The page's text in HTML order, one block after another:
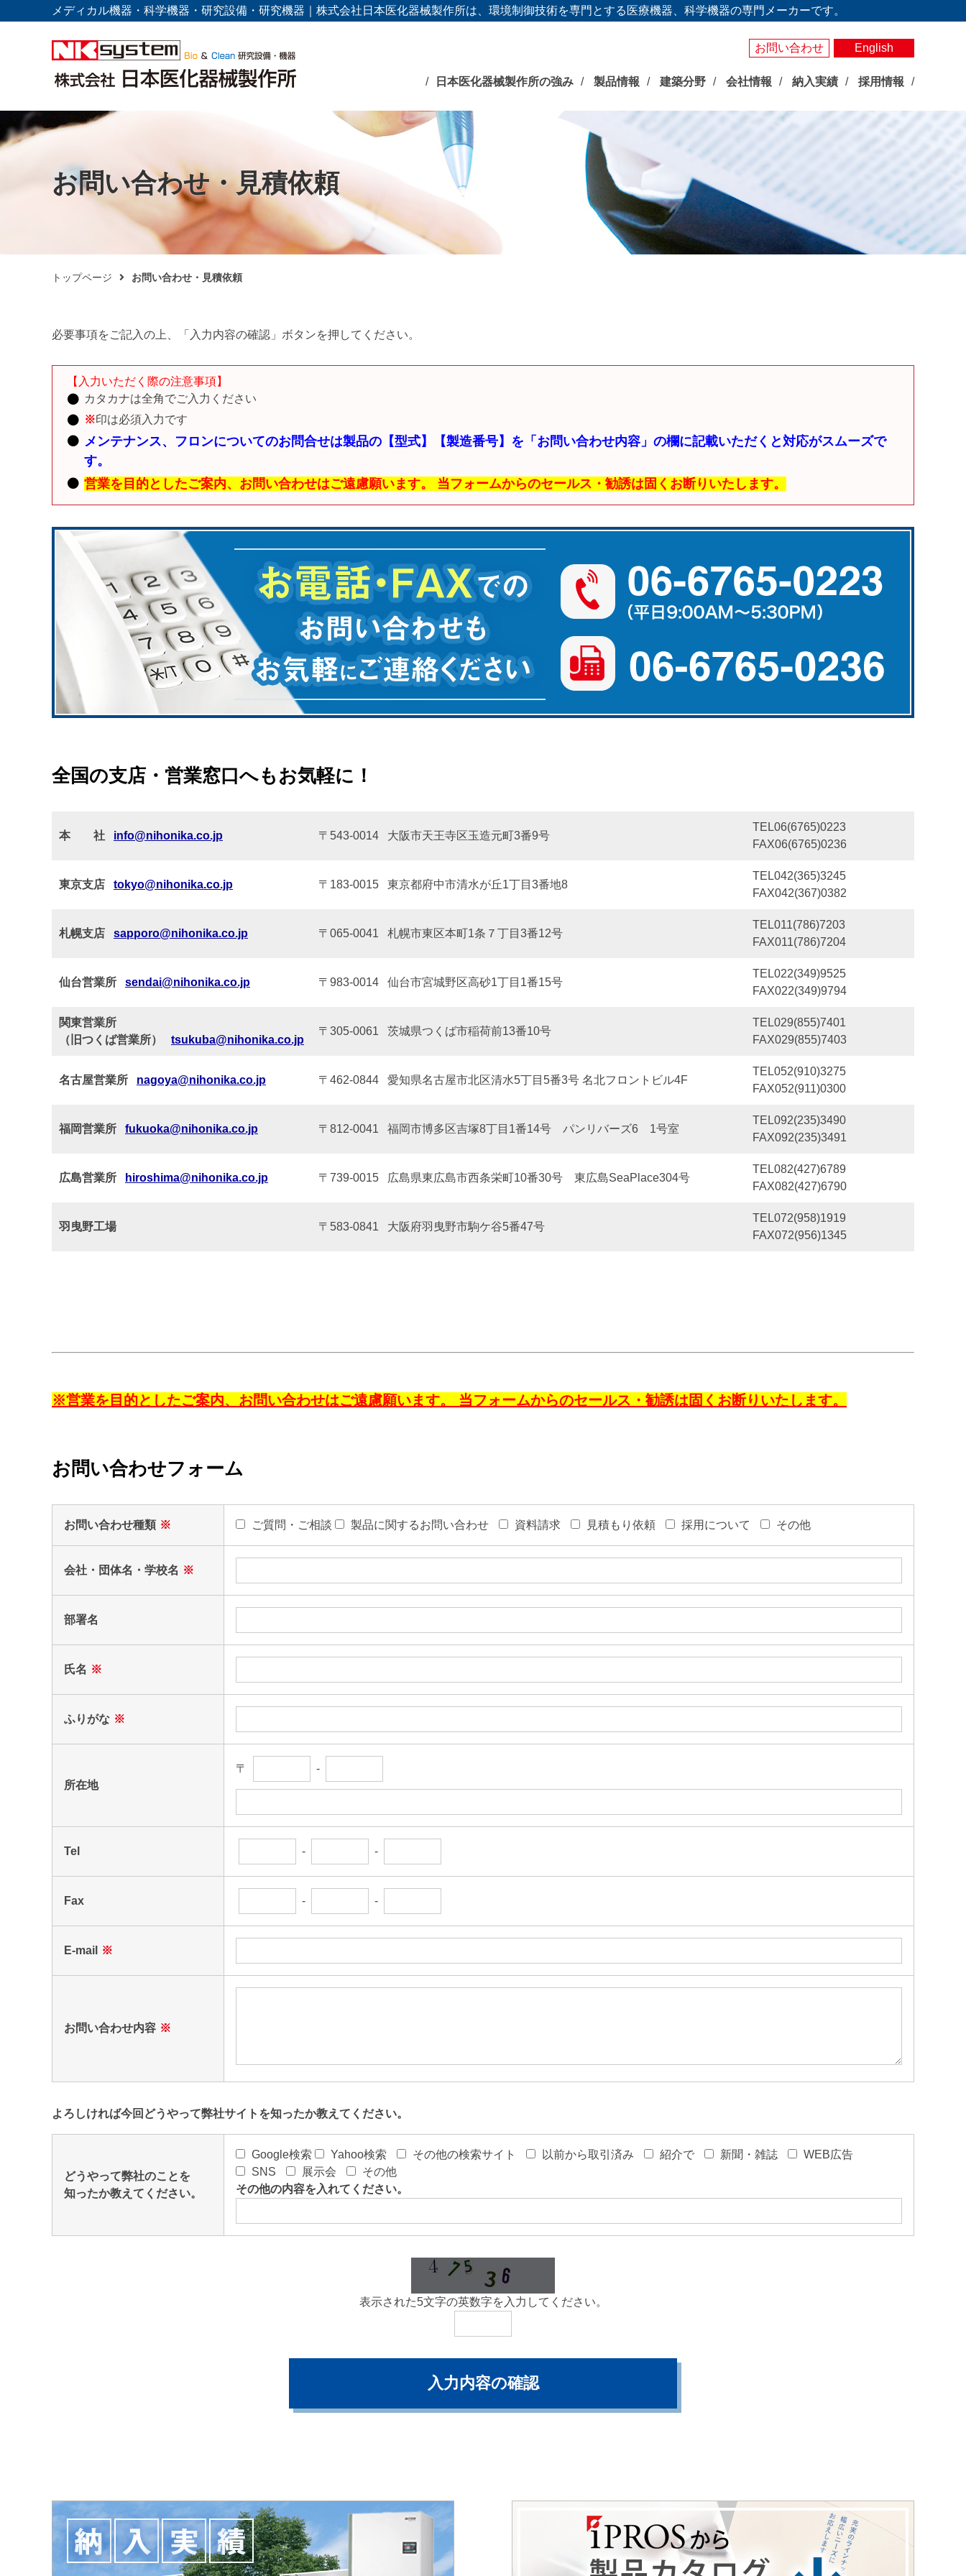
メディカル機器・科学機器・研究設備・研究機器｜株式会社日本医化器械製作所は、環境制御技術を専門とする医療機器、科学機器の専門メーカーです。
お問い合わせ English
日本医化器械製作所の強み 製品情報 建築分野 会社情報 納入実績 採用情報
お問い合わせ・見積依頼
トップページ お問い合わせ・見積依頼
必要事項をご記入の上、「入力内容の確認」ボタンを押してください。
【入力いただく際の注意事項】
カタカナは全角でご入力ください
※印は必須入力です
メンテナンス、フロンについてのお問合せは製品の【型式】【製造番号】を「お問い合わせ内容」の欄に記載いただくと対応がスムーズで
す。
営業を目的としたご案内、お問い合わせはご遠慮願います。 当フォームからのセールス・勧誘は固くお断りいたします。
全国の支店・営業窓口へもお気軽に！
本 社 info@nihonika.co.jp 〒543-0014 大阪市天王寺区玉造元町3番9号
TEL06(6765)0223
FAX06(6765)0236
東京支店 tokyo@nihonika.co.jp 〒183-0015 東京都府中市清水が丘1丁目3番地8
TEL042(365)3245
FAX042(367)0382
札幌支店 sapporo@nihonika.co.jp 〒065-0041 札幌市東区本町1条７丁目3番12号
TEL011(786)7203
FAX011(786)7204
仙台営業所 sendai@nihonika.co.jp 〒983-0014 仙台市宮城野区高砂1丁目1番15号
TEL022(349)9525
FAX022(349)9794
関東営業所
（旧つくば営業所）
tsukuba@nihonika.co.jp
〒305-0061 茨城県つくば市稲荷前13番10号
TEL029(855)7401
FAX029(855)7403
名古屋営業所 nagoya@nihonika.co.jp 〒462-0844 愛知県名古屋市北区清水5丁目5番3号 名北フロントビル4F
TEL052(910)3275
FAX052(911)0300
福岡営業所 fukuoka@nihonika.co.jp 〒812-0041 福岡市博多区吉塚8丁目1番14号 パンリバーズ6 1号室
TEL092(235)3490
FAX092(235)3491
広島営業所 hiroshima@nihonika.co.jp 〒739-0015 広島県東広島市西条栄町10番30号 東広島SeaPlace304号
TEL082(427)6789
FAX082(427)6790
羽曳野工場 〒583-0841 大阪府羽曳野市駒ケ谷5番47号
TEL072(958)1919
FAX072(956)1345
※営業を目的としたご案内、お問い合わせはご遠慮願います。 当フォームからのセールス・勧誘は固くお断りいたします。
お問い合わせフォーム
お問い合わせ種類 ※ ご質問・ご相談 製品に関するお問い合わせ 資料請求 見積もり依頼 採用について その他
会社・団体名・学校名 ※
部署名
氏名 ※
ふりがな ※
所在地
〒 -
Tel - -
Fax - -
E-mail ※
お問い合わせ内容 ※
よろしければ今回どうやって弊社サイトを知ったか教えてください。
どうやって弊社のことを
知ったか教えてください。
Google検索 Yahoo検索 その他の検索サイト 以前から取引済み 紹介で 新聞・雑誌
WEB広告
SNS
展示会
その他
その他の内容を入れてください。
表示された5文字の英数字を入力してください。